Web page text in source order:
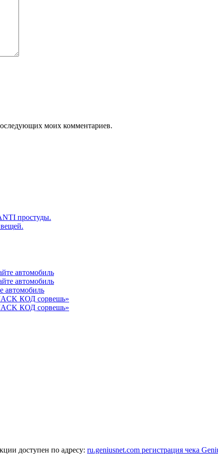
моих комментариев.
простуды.
автомобиль
автомобиль
автомобиль
КОД сорвешь»
КОД сорвешь»
доступен по адресу: ru.geniusnet.com регистрация чека